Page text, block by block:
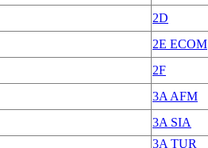
2D
2E ECOM
2F
3A AFM
3A SIA
3A TUR